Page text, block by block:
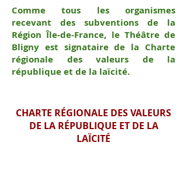
Comme tous les organismes
recevant des subventions de la
Région Île-de-France, le Théâtre de
Bligny est signataire de la Charte
régionale des valeurs de la
république et de la laïcité.
CHARTE RÉGIONALE DES VALEURS
DE LA RÉPUBLIQUE ET DE LA
LAÏCITÉ